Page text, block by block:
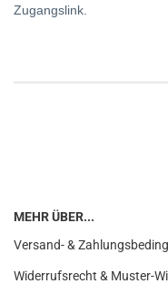
Zugangslink.
MEHR ÜBER...
Versand- &
Widerrufsrecht & Muster-